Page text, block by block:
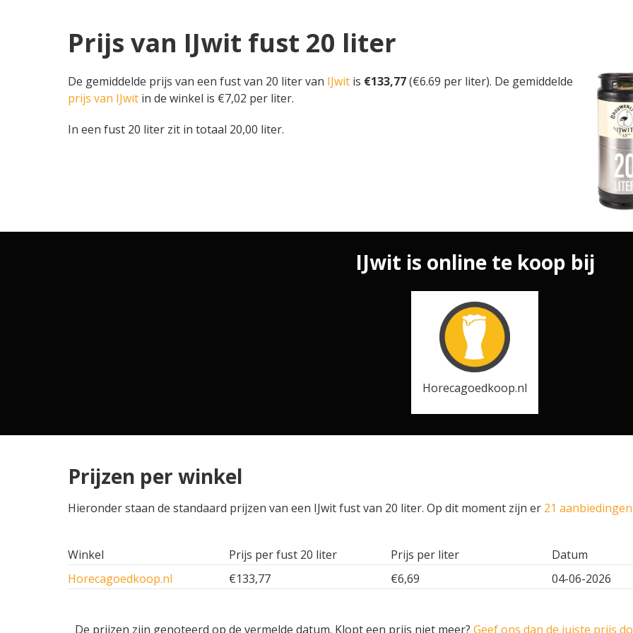
Prijs van IJwit fust 20 liter
De gemiddelde prijs van een fust van 20 liter van IJwit is €133,77(€6.69 per liter). De gemiddelde
prijs van IJwit in de winkel is €7,02 per liter.
In een fust 20 liter zit in totaal 20,00 liter.
IJwit is online te koop bij
Horecagoedkoop.nl
Prijzen per winkel
Hieronder staan de standaard prijzen van een IJwit fust van 20 liter. Op dit moment zijn er 21
Winkel Prijs per fust 20 liter Prijs per liter
Datum
Horecagoedkoop.nl
€133,77 €6,69 04-06-2026
De prijzen zijn genoteerd op de vermelde datum. Klopt een prijs niet meer? Geef ons dan de juiste prijs